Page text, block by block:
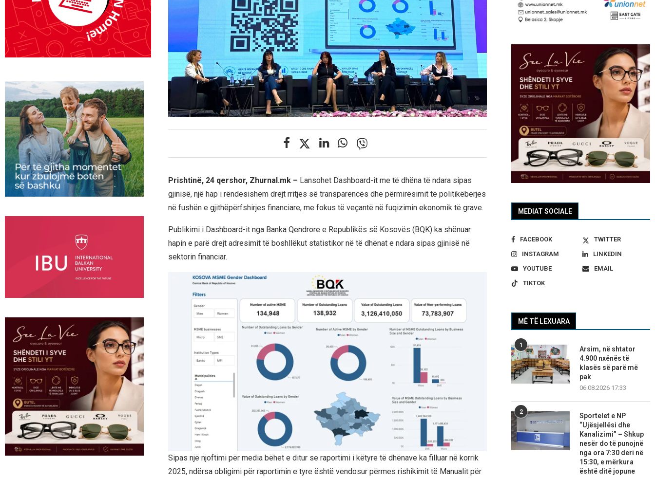
Prishtinë, 24 qershor, Zhurnal.mk – Lansohet Dashboard-it me të dhëna të ndara sipas
gjinisë, një hap i rëndësishëm drejt rritjes së transparencës dhe përmirësimit të politikëbërjes
në fushën e gjithëpërfshirjes financiare, me fokus të veçantë në fuqizimin ekonomik të grave.
Publikimi i Dashboard-it nga Banka Qendrore e Republikës së Kosovës (BQK) ka shënuar
hapin e parë drejt adresimit të boshllëkut statistikor në të dhënat e ndara sipas gjinisë në
sektorin financiar.
Sipas një njoftimi për media bëhet e ditur se raportimi i këtyre të dhënave ka filluar në korrik
2025, ndërsa obligimi për raportimin e tyre është vendosur përmes rishikimit të Manualit për
MEDIAT SOCIALE
FACEBOOK
TWITTER
INSTAGRAM
LINKEDIN
YOUTUBE
EMAIL
TIKTOK
MË TË LEXUARA
1
Arsim, në shtator
4.900 nxënës të
klasës së parë më
pak
06.08.2026 17:33
2
Sportelet e NP
“Ujësjellësi dhe
Kanalizimi” – Shkup
nesër do të punojnë
nga ora 7:30 deri në
15:30, e mërkura
është ditë jopune